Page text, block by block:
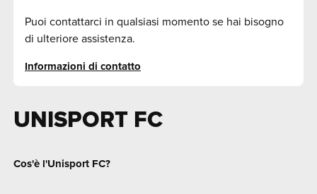
Puoi contattarci in qualsiasi momento se hai bisogno
di ulteriore assistenza.
Informazioni di contatto
UNISPORT FC
Cos'è l'Unisport FC?